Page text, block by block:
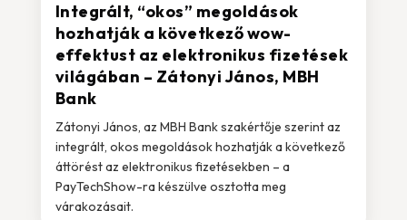
Integrált, “okos” megoldások
hozhatják a következő wow-
effektust az elektronikus fizetések
világában – Zátonyi János, MBH
Bank
Zátonyi János, az MBH Bank szakértője szerint az
integrált, okos megoldások hozhatják a következő
áttörést az elektronikus fizetésekben – a
PayTechShow-ra készülve osztotta meg
várakozásait.